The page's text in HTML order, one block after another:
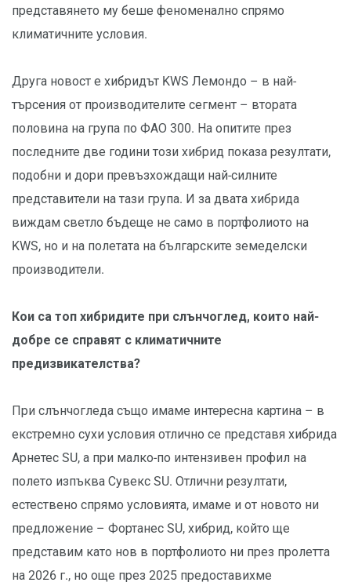
представянето му беше феноменално спрямо
климатичните условия.
Друга новост е хибридът KWS Лемондо – в най-
търсения от производителите сегмент – втората
половина на група по ФАО 300. На опитите през
последните две години този хибрид показа резултати,
подобни и дори превъзхождащи най-силните
представители на тази група. И за двата хибрида
виждам светло бъдеще не само в портфолиото на
KWS, но и на полетата на българските земеделски
производители.
Кои са топ хибридите при слънчоглед, които най-
добре се справят с климатичните
предизвикателства?
При слънчогледа също имаме интересна картина – в
екстремно сухи условия отлично се представя хибрида
Арнетес SU, а при малко-по интензивен профил на
полето изпъква Сувекс SU. Отлични резултати,
естествено спрямо условията, имаме и от новото ни
предложение – Фортанес SU, хибрид, който ще
представим като нов в портфолиото ни през пролетта
на 2026 г., но още през 2025 предоставихме